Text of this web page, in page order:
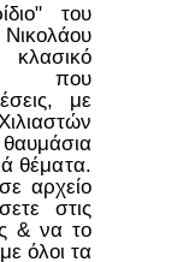
του
κλασικό
που
με
θέματα.
αρχείο
στις
& να το
όλοι τα